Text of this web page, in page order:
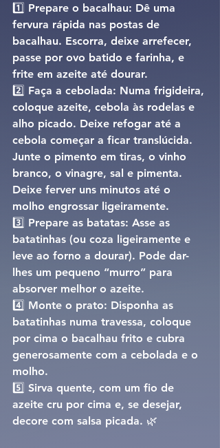
1️⃣ Prepare o bacalhau: Dê uma
fervura rápida nas postas de
bacalhau. Escorra, deixe arrefecer,
passe por ovo batido e farinha, e
frite em azeite até dourar.
2️⃣ Faça a cebolada: Numa frigideira,
coloque azeite, cebola às rodelas e
alho picado. Deixe refogar até a
cebola começar a ficar translúcida.
Junte o pimento em tiras, o vinho
branco, o vinagre, sal e pimenta.
Deixe ferver uns minutos até o
molho engrossar ligeiramente.
3️⃣ Prepare as batatas: Asse as
batatinhas (ou coza ligeiramente e
leve ao forno a dourar). Pode dar-
lhes um pequeno “murro” para
absorver melhor o azeite.
4️⃣ Monte o prato: Disponha as
batatinhas numa travessa, coloque
por cima o bacalhau frito e cubra
generosamente com a cebolada e o
molho.
5️⃣ Sirva quente, com um fio de
azeite cru por cima e, se desejar,
decore com salsa picada. 🌿